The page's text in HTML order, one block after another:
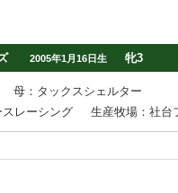
2005年1月16日生 牝3
母：タックスシェルター
レーシング
生産牧場：社台